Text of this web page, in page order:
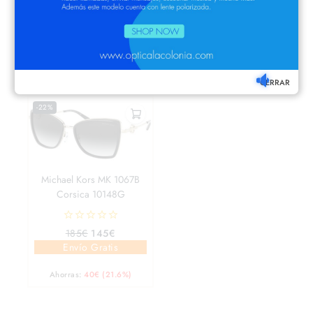
monofocales y progresivas Varilux, Hoya,
Zeiss, Prats ennuestra óptica
-22%
Michael Kors MK 1067B
Corsica 10148G
0
out
of
185€ 145€
Envío Gratis
Ahorras: 40€ (21.6%)
CERRAR